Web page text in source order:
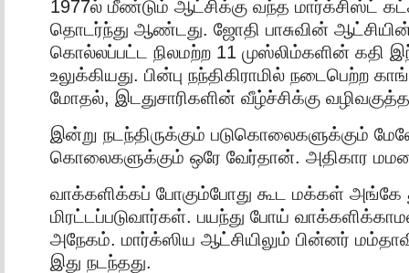
1977ல் மீண்டும் ஆட்சிக்கு வந்த மார்க்சிஸ்ட்
தொடர்ந்து ஆண்டது. ஜோதி பாசுவின்
கொல்லப்பட்ட நிலமற்ற 11 முஸ்லிம்களின் கதி
உலுக்கியது. பின்பு நந்திகிராமில் நடைபெற்ற
மோதல், இடதுசாரிகளின் வீழ்ச்சிக்கு
இன்று நடந்திருக்கும் படுகொலைகளுக்கும்
கொலைகளுக்கும் ஒரே வேர்தான். அதிகார
வாக்களிக்கப் போகும்போது கூட மக்கள் அங்கே
மிரட்டப்படுவார்கள். பயந்து போய்
அநேகம். மார்க்ஸிய ஆட்சியிலும் பின்னர்
இது நடந்தது.